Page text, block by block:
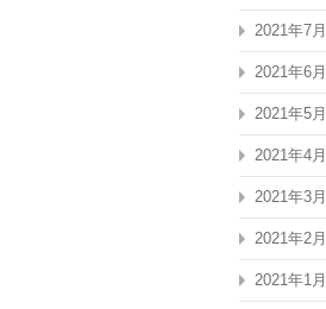
2021年7月
2021年6月
2021年5月
2021年4月
2021年3月
2021年2月
2021年1月